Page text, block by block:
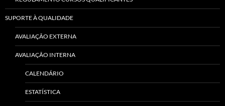
SUPORTE À QUALIDADE
AVALIAÇÃO EXTERNA
AVALIAÇÃO INTERNA
CALENDÁRIO
ESTATÍSTICA